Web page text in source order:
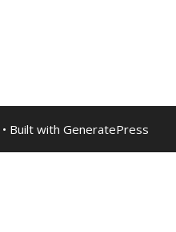
• Built with GeneratePress